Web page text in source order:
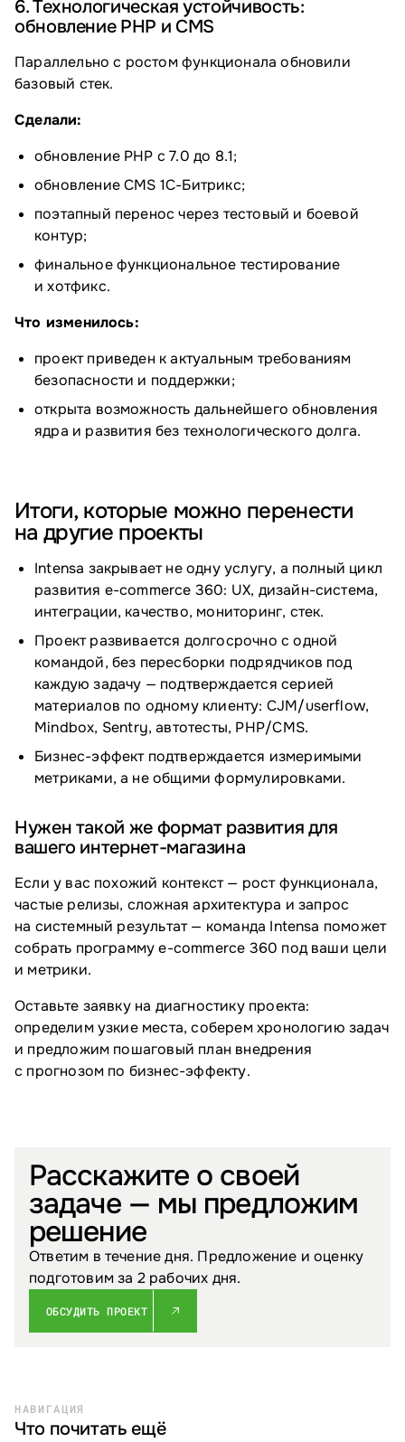
6. Технологическая устойчивость:
обновление PHP и CMS
Параллельно с ростом функционала обновили
базовый стек.
Сделали:
обновление PHP с 7.0 до 8.1;
обновление CMS 1С-Битрикс;
поэтапный перенос через тестовый и боевой
контур;
финальное функциональное тестирование
и хотфикс.
Что изменилось:
проект приведен к актуальным требованиям
безопасности и поддержки;
открыта возможность дальнейшего обновления
ядра и развития без технологического долга.
Итоги, которые можно перенести
на другие проекты
Intensa закрывает не одну услугу, а полный цикл
развития e-commerce 360: UX, дизайн-система,
интеграции, качество, мониторинг, стек.
Проект развивается долгосрочно с одной
командой, без пересборки подрядчиков под
каждую задачу — подтверждается серией
материалов по одному клиенту: CJM/userflow,
Mindbox, Sentry,автотесты, PHP/⁠CMS.
Бизнес-эффект подтверждается измеримыми
метриками, а не общими формулировками.
Нужен такой же формат развития для
вашего интернет-магазина
Если у вас похожий контекст — рост функционала,
частые релизы, сложная архитектура и запрос
на системный результат — команда Intensa поможет
собрать программу e-commerce 360 под ваши цели
и метрики.
Оставьте заявку на диагностику проекта:
определим узкие места, соберем хронологию задач
и предложим пошаговый план внедрения
с прогнозом по бизнес-эффекту.
Расскажите о своей
задаче — мы предложим
решение
Ответим в течение дня. Предложение и оценку
подготовим за 2 рабочих дня.
ОБСУДИТЬ ПРОЕКТ
НАВИГАЦИЯ
Что почитать ещё